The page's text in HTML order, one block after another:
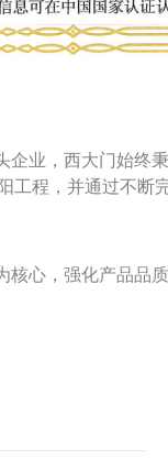
业，西大门始终
工程，并通过不
核心，强化产品品